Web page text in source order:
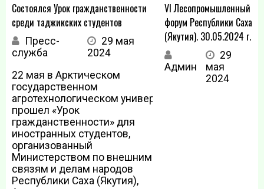
Состоялся Урок гражданственности
среди таджикских студентов
Пресс-
служба
29 мая
2024
22 мая в Арктическом
государственном
агротехнологическом университете
прошел «Урок
гражданственности» для
иностранных студентов,
организованный
Министерством по внешним
связям и делам народов
Республики Саха (Якутия),
VI Лесопромышленный
форум Республики Саха
(Якутия). 30.05.2024 г.
Админ
29
мая
2024